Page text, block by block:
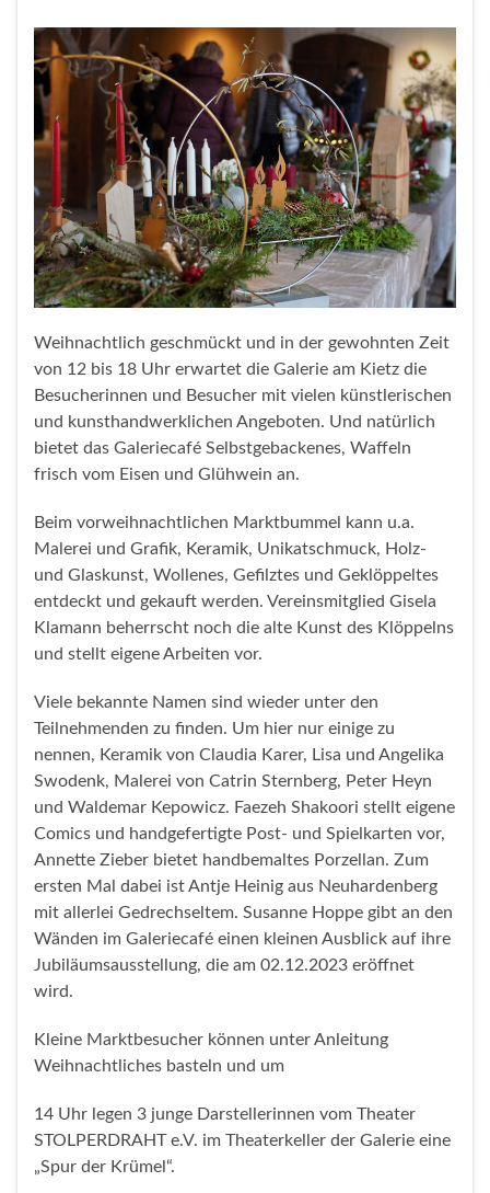
Weihnachtlich geschmückt und in der gewohnten Zeit
von 12 bis 18 Uhr erwartet die Galerie am Kietz die
Besucherinnen und Besucher mit vielen künstlerischen
und kunsthandwerklichen Angeboten. Und natürlich
bietet das Galeriecafé Selbstgebackenes, Waffeln
frisch vom Eisen und Glühwein an.
Beim vorweihnachtlichen Marktbummel kann u.a.
Malerei und Grafik, Keramik, Unikatschmuck, Holz-
und Glaskunst, Wollenes, Gefilztes und Geklöppeltes
entdeckt und gekauft werden. Vereinsmitglied Gisela
Klamann beherrscht noch die alte Kunst des Klöppelns
und stellt eigene Arbeiten vor.
Viele bekannte Namen sind wieder unter den
Teilnehmenden zu finden. Um hier nur einige zu
nennen, Keramik von Claudia Karer, Lisa und Angelika
Swodenk, Malerei von Catrin Sternberg, Peter Heyn
und Waldemar Kepowicz. Faezeh Shakoori stellt eigene
Comics und handgefertigte Post- und Spielkarten vor,
Annette Zieber bietet handbemaltes Porzellan. Zum
ersten Mal dabei ist Antje Heinig aus Neuhardenberg
mit allerlei Gedrechseltem. Susanne Hoppe gibt an den
Wänden im Galeriecafé einen kleinen Ausblick auf ihre
Jubiläumsausstellung, die am 02.12.2023 eröffnet
wird.
Kleine Marktbesucher können unter Anleitung
Weihnachtliches basteln und um
14 Uhr legen 3 junge Darstellerinnen vom Theater
STOLPERDRAHT e.V. im Theaterkeller der Galerie eine
„Spur der Krümel“.